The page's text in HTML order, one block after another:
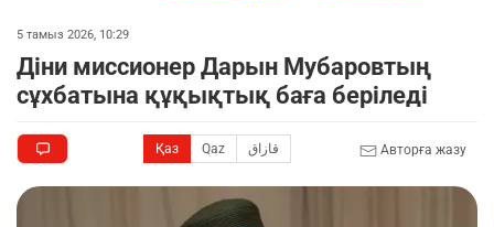
5 тамыз 2026, 10:29
Діни миссионер Дарын Мубаровтың
сұхбатына құқықтық баға беріледі
Қаз Qaz قازاق Авторға жазу